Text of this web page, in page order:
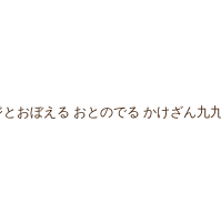
おぼえる おとのでる かけざん九